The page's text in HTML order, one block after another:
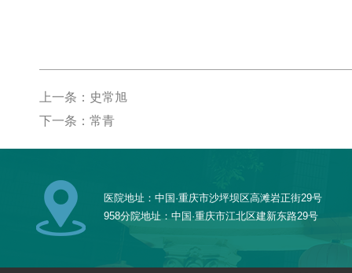
上一条：史常旭
下一条：常青
医院地址：中国·重庆市沙坪坝区高滩岩正街29号
958分院地址：中国·重庆市江北区建新东路29号